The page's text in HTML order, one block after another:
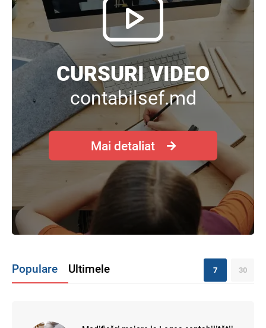
CURSURI VIDEO
contabilsef.md
Mai detaliat
Populare Ultimele 7 30